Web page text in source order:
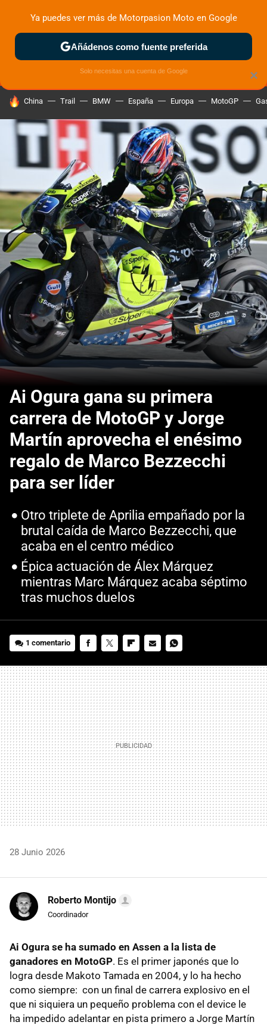
MENÚ NUEVO
ZONA DE PRUEBAS DEPORTIVAS MOTOS ELÉCTRICAS
HOY SE HABLA DE
China Trail BMW España Europa MotoGP
Ai Ogura gana su primera
carrera de MotoGP y Jorge
Martín aprovecha el enésimo
regalo de Marco Bezzecchi
para ser líder
Otro triplete de Aprilia empañado por la
brutal caída de Marco Bezzecchi, que
acaba en el centro médico
Épica actuación de Álex Márquez
mientras Marc Márquez acaba séptimo
tras muchos duelos
1 comentario
MAIL
28 Junio 2026
Roberto Montijo
Coordinador
Ai Ogura se ha sumado en Assen a la lista de
ganadores en MotoGP. Es el primer japonés que lo
logra desde Makoto Tamada en 2004, y lo ha hecho
como siempre: con un final de carrera explosivo en el
que ni siquiera un pequeño problema con el device le
ha impedido adelantar en pista primero a Jorge Martín
×
Ya puedes ver más de Motorpasion Moto en Google
Añádenos como fuente preferida
Solo necesitas una cuenta de Google